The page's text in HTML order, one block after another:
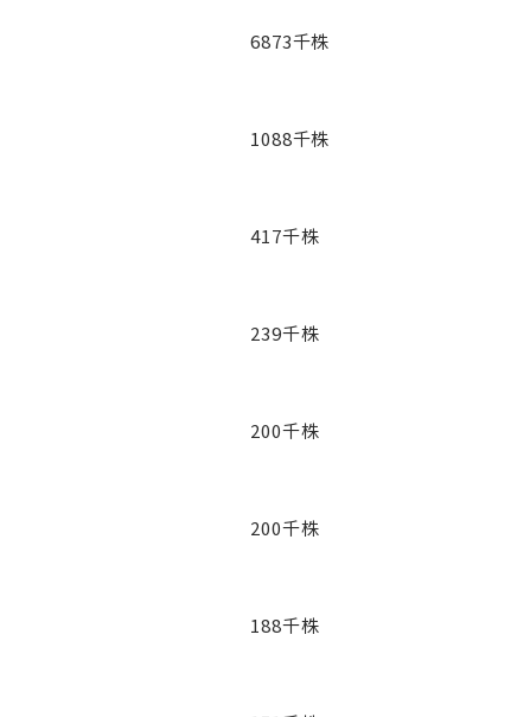
6873千株
1088千株
417千株
239千株
200千株
200千株
188千株